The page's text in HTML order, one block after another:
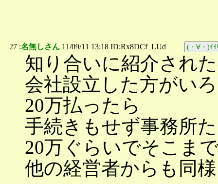
27 :名無しさん 11/09/11 13:18 ID:Rx8DCf_LUd (・∀・)ｲ
知り合いに紹介され
会社設立した方がい
20万払ったら
手続きもせず事務所
20万ぐらいでそこま
他の経営者からも同